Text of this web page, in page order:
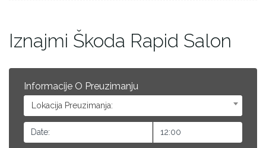
Iznajmi Škoda Rapid Salon
Informacije O Preuzimanju
Lokacija Preuzimanja: